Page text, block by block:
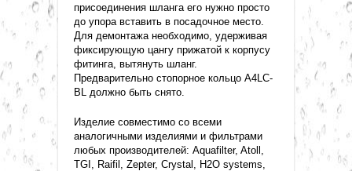
присоединения шланга его нужно просто
до упора вставить в посадочное место.
Для демонтажа необходимо, удерживая
фиксирующую цангу прижатой к корпусу
фитинга, вытянуть шланг.
Предварительно стопорное кольцо A4LC-
BL должно быть снято.
Изделие совместимо со всеми
аналогичными изделиями и фильтрами
любых производителей: Aquafilter, Atoll,
TGI, Raifil, Zepter, Crystal, H2O systems,